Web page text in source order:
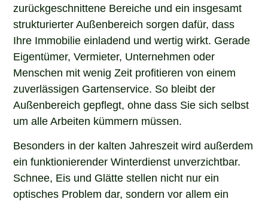
zurückgeschnittene Bereiche und ein insgesamt
strukturierter Außenbereich sorgen dafür, dass
Ihre Immobilie einladend und wertig wirkt. Gerade
Eigentümer, Vermieter, Unternehmen oder
Menschen mit wenig Zeit profitieren von einem
zuverlässigen Gartenservice. So bleibt der
Außenbereich gepflegt, ohne dass Sie sich selbst
um alle Arbeiten kümmern müssen.
Besonders in der kalten Jahreszeit wird außerdem
ein funktionierender Winterdienst unverzichtbar.
Schnee, Eis und Glätte stellen nicht nur ein
optisches Problem dar, sondern vor allem ein